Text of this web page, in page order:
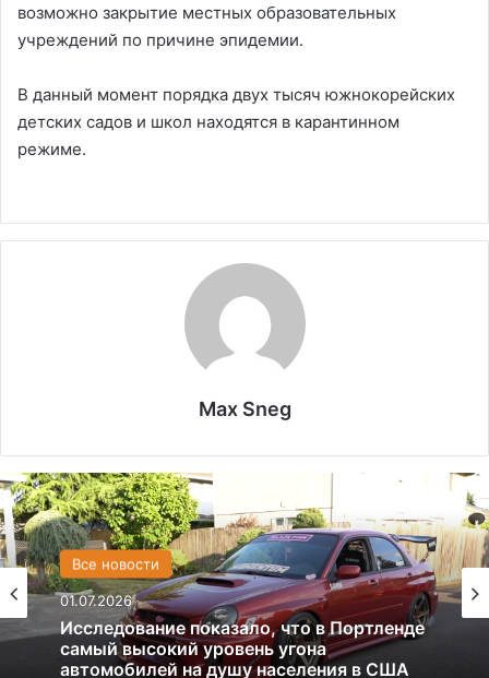
возможно закрытие местных образовательных
учреждений по причине эпидемии.
В данный момент порядка двух тысяч южнокорейских
детских садов и школ находятся в карантинном
режиме.
Max Sneg
Все новости
01.07.2026
США
13.06.2025
Америка имеет огромный избыток сыра